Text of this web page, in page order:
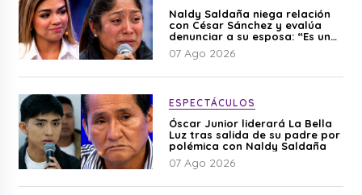
Naldy Saldaña niega relación
con César Sánchez y evalúa
denunciar a su esposa: “Es una
difamación”
07 Ago 2026
ESPECTÁCULOS
Óscar Junior liderará La Bella
Luz tras salida de su padre por
polémica con Naldy Saldaña
07 Ago 2026